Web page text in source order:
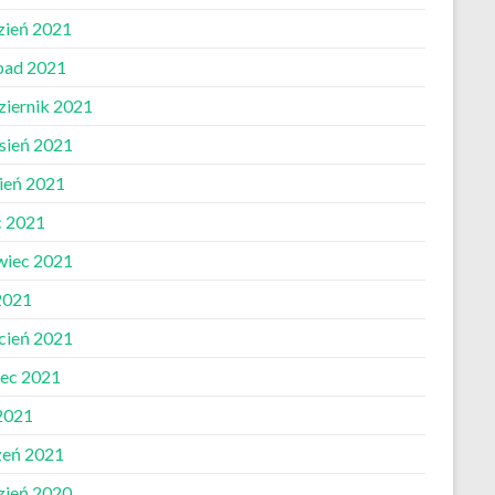
2021
2021
2021
2021
2021
2021
2021
2021
2021
2021